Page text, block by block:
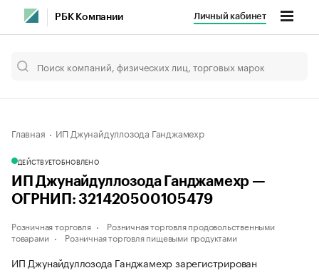
РБК Компании Личный кабинет
Главная ИП Джунайдуллозода Ганджамехр
ДЕЙСТВУЕТОБНОВЛЕНО
ИП Джунайдуллозода Ганджамехр —
ОГРНИП: 321420500105479
Розничная торговля
Розничная торговля продовольственными
товарами
Розничная торговля пищевыми продуктами
ИП Джунайдуллозода Ганджамехр зарегистрирован